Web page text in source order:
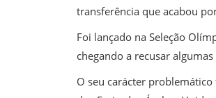
transferência que acabou
Foi lançado na Seleção
chegando a recusar
O seu carácter